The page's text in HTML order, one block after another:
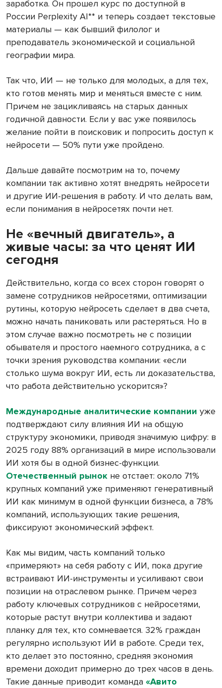
заработка. Он прошел курс по доступной в
России Perplexity AI** и теперь создает текстовые
материалы — как бывший филолог и
преподаватель экономической и социальной
географии мира.
Так что, ИИ — не только для молодых, а для тех,
кто готов менять мир и меняться вместе с ним.
Причем не зацикливаясь на старых данных
годичной давности. Если у вас уже появилось
желание пойти в поисковик и попросить доступ к
нейросети — 50% пути уже пройдено.
Дальше давайте посмотрим на то, почему
компании так активно хотят внедрять нейросети
и другие ИИ-решения в работу. И что делать вам,
если понимания в нейросетях почти нет.
Не «вечный двигатель», а
живые часы: за что ценят ИИ
сегодня
Действительно, когда со всех сторон говорят о
замене сотрудников нейросетями, оптимизации
рутины, которую нейросеть сделает в два счета,
можно начать паниковать или растеряться. Но в
этом случае важно посмотреть не с позиции
обывателя и простого наемного сотрудника, а с
точки зрения руководства компании: «если
столько шума вокруг ИИ, есть ли доказательства,
что работа действительно ускорится»?
Международные аналитические компании уже
подтверждают силу влияния ИИ на общую
структуру экономики, приводя значимую цифру: в
2025 году 88% организаций в мире использовали
ИИ хотя бы в одной бизнес-функции.
Отечественный рынок не отстает: около 71%
крупных компаний уже применяют генеративный
ИИ как минимум в одной функции бизнеса, а 78%
компаний, использующих такие решения,
фиксируют экономический эффект.
Как мы видим, часть компаний только
«примеряют» на себя работу с ИИ, пока другие
встраивают ИИ-инструменты и усиливают свои
позиции на отраслевом рынке. Причем через
работу ключевых сотрудников с нейросетями,
которые растут внутри коллектива и задают
планку для тех, кто сомневается. 32% граждан
регулярно используют ИИ в работе. Среди тех,
кто делает это постоянно, средняя экономия
времени доходит примерно до трех часов в день.
Такие данные приводит команда «Авито